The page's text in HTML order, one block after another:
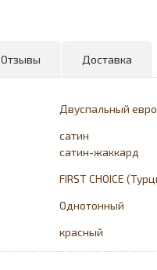
Отзывы Доставка
Двуспальный
сатин
сатин-жаккард
FIRST CHOICE
Однотонный
красный